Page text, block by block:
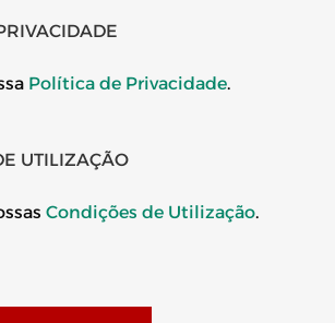
Política de Privacidade.
UTILIZAÇÃO
Condições de Utilização.